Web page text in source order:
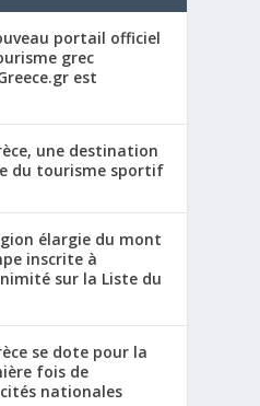
portail officiel
grec
est
une destination
du tourisme sportif
élargie du mont
inscrite à
sur la Liste du
se dote pour la
fois de
nationales